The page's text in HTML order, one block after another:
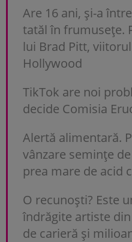
Are 16 ani, și-a
tatăl în frumusețe.
lui Brad Pitt,
Hollywood
TikTok are noi
decide Comisia
Alertă alimentară.
vânzare semințe
prea mare de acid
O recunoști? Este
îndrăgite artiste
de carieră și